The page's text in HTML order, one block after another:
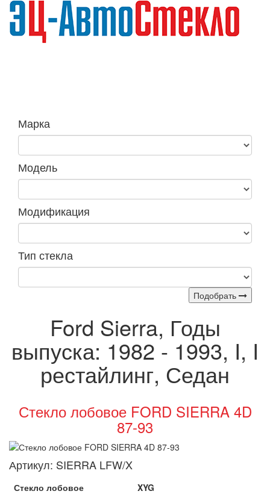
Марка
Модель
Модификация
Тип стекла
Подобрать
Ford Sierra, Годы
выпуска: 1982 - 1993, I, I
рестайлинг, Седан
Стекло лобовое FORD SIERRA 4D
87-93
Артикул: SIERRA LFW/X
Стекло лобовое
XYG